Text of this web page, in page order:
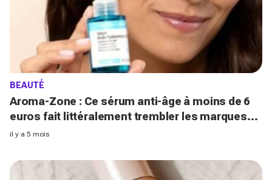
BEAUTÉ
Aroma-Zone : Ce sérum anti-âge à moins de 6
euros fait littéralement trembler les marques
de luxe
il y a 5 mois